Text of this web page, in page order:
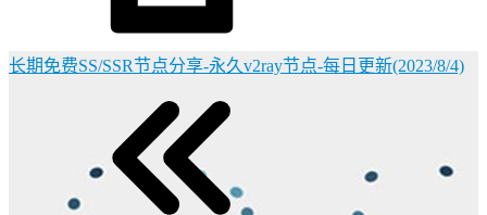
长期免费SS/SSR节点分享-永久v2ray节点-每日更新(2023/8/4)